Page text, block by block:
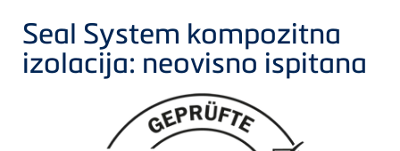
Seal System kompozitna
izolacija: neovisno ispitana